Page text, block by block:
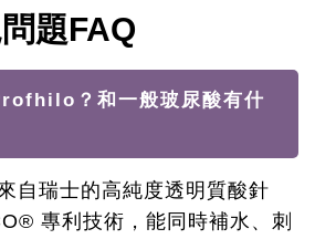
題FAQ
？和一般玻尿酸有什
自瑞士的高純度透明質酸針
專利技術，能同時補水、刺